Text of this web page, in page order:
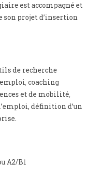
est accompagné et
projet d’insertion
de recherche
coaching
et de mobilité,
définition d’un
A2/B1